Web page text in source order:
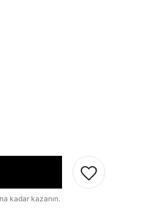
kadar kazanın.